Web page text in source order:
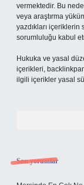
vermektedir. Bu
veya araştırma
yazdıkları
sorumluluğu kabul
Hukuka ve yasal
içerikleri,
ilgili içerikler yasal
Son yorumlar